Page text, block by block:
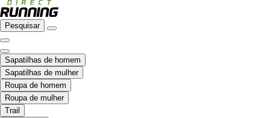
Pesquisar
Sapatilhas de homem
Sapatilhas de mulher
Roupa de homem
Roupa de mulher
Trail